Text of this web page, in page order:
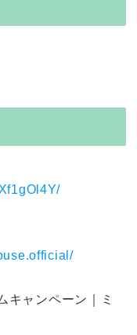
ャンペーン｜ミ